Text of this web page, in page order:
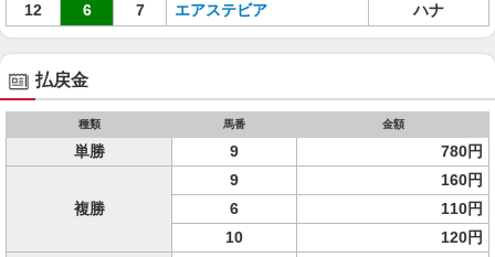
12
6 7 エアステビア ハナ
払戻金
種類 馬番 金額
単勝 9 780円
複勝
9
160円
6
110円
10
120円